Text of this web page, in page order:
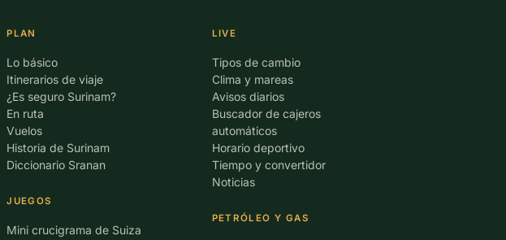
PLAN
Lo básico
Itinerarios de viaje
¿Es seguro Surinam?
En ruta
Vuelos
Historia de Surinam
Diccionario Sranan
JUEGOS
Mini crucigrama de Suiza
LIVE
Tipos de cambio
Clima y mareas
Avisos diarios
Buscador de cajeros
automáticos
Horario deportivo
Tiempo y convertidor
Noticias
PETRÓLEO Y GAS